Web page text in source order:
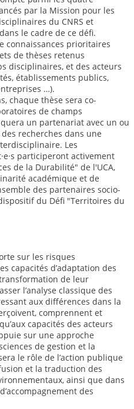
par la Mission pour les
du CNRS et
le cadre de ce défi.
connaissances prioritaires
de thèses retenus
disciplinaires, et des acteurs
établissements publics,
…).
chaque thèse sera co-
de champs
un partenariat avec un ou
recherches dans une
Les
participeront activement
de la Durabilité" de l'UCA,
académique et de
des partenaires socio-
du Défi "Territoires du
sur les risques
capacités d’adaptation des
de leur
l’analyse classique des
aux différences dans la
comprennent et
capacités des acteurs
sur une approche
de gestion et la
le rôle de l’action publique
et la traduction des
ainsi que dans
des